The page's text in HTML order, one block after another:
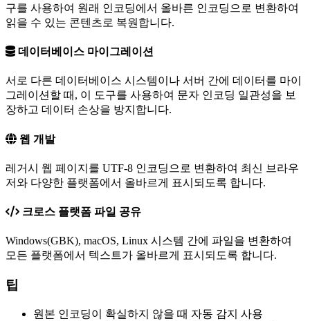
구를 사용하여 원래 인코딩에서 올바른 인코딩으로 변환하여
읽을 수 있는 콘텐츠로 복원합니다.
데이터베이스 마이그레이션
서로 다른 데이터베이스 시스템이나 서버 간에 데이터를 마이
그레이션할 때, 이 도구를 사용하여 문자 인코딩 일관성을 보
장하고 데이터 손상을 방지합니다.
웹 개발
레거시 웹 페이지를 UTF-8 인코딩으로 변환하여 최신 브라우
저와 다양한 플랫폼에서 올바르게 표시되도록 합니다.
크로스 플랫폼 파일 공유
Windows(GBK), macOS, Linux 시스템 간에 파일을 변환하여
모든 플랫폼에서 텍스트가 올바르게 표시되도록 합니다.
팁
원본 인코딩이 확실하지 않을 때 자동 감지 사용